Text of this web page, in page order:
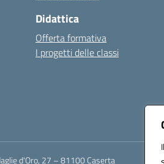
Didattica
Offerta formativa
I progetti delle classi
d'Oro, 27 – 81100 Caserta